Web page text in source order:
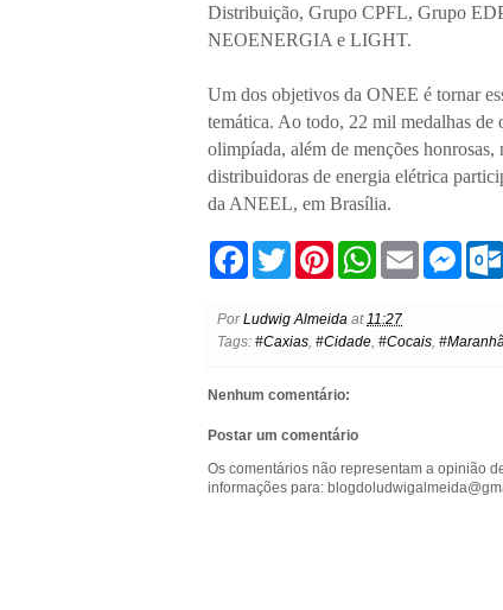
Distribuição, Grupo CPFL, Grupo
NEOENERGIA e LIGHT.
Um dos objetivos da ONEE é tornar
temática. Ao todo, 22 mil medalhas de
olimpíada, além de menções honrosas,
distribuidoras de energia elétrica
da ANEEL, em Brasília.
b
o
w
t
e
e
r
t
W
s
A
M
n
PorLudwig Almeida at11:27
Tags: #Caxias, #Cidade, #Cocais,
Nenhum comentário:
Postar um comentário
Os comentários não representam a opinião
informações para: